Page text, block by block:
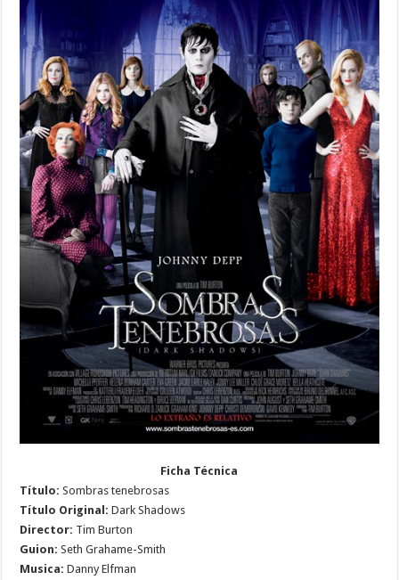
Ficha Técnica
Título: Sombras tenebrosas
Título Original: Dark Shadows
Director: Tim Burton
Guion: Seth Grahame-Smith
Musica: Danny Elfman